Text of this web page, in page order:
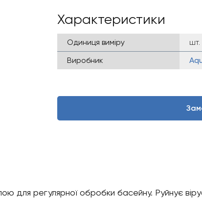
Характеристики
Одиниця виміру
шт.
Виробник
для регулярної обробки басейну. Руйнує